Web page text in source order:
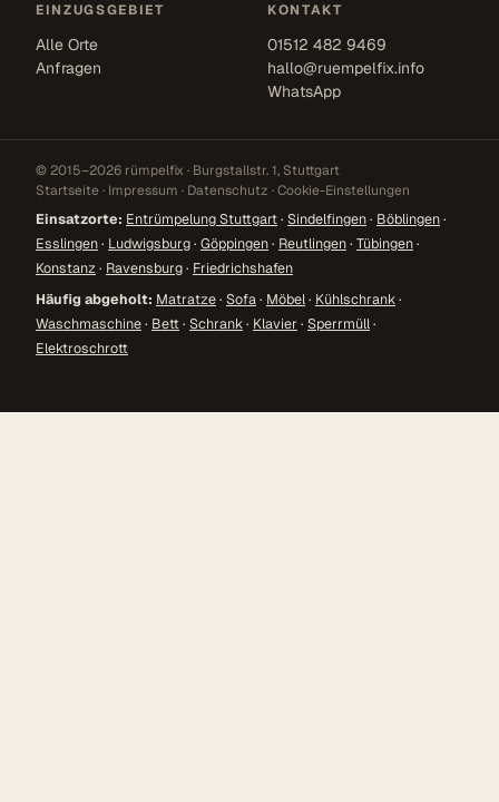
EINZUGSGEBIET
Alle Orte
Anfragen
KONTAKT
01512 482 9469
hallo@ruempelfix.info
WhatsApp
© 2015–2026 rümpelfix · Burgstallstr. 1, Stuttgart
Startseite · Impressum · Datenschutz ·Cookie-Einstellungen
Einsatzorte: Entrümpelung Stuttgart· Sindelfingen· Böblingen·
Esslingen· Ludwigsburg· Göppingen· Reutlingen· Tübingen·
Konstanz· Ravensburg· Friedrichshafen
Häufig abgeholt: Matratze· Sofa· Möbel· Kühlschrank·
Waschmaschine· Bett· Schrank· Klavier · Sperrmüll·
Elektroschrott